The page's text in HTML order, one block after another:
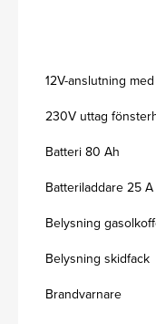
12V-anslutning
230V uttag
Batteri 80 Ah
Batteriladdare 25 A
Belysning
Belysning skidfack
Brandvarnare